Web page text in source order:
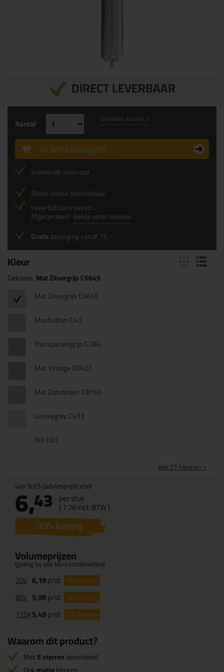
DIRECT LEVERBAAR
Kleur
Gekozen:Mat Zilvergrijs C6645
Mat Zilvergrijs C6645
Manhattan C43
Transparantgrijs C284
Mat Vintage C8427
Mat Zandsteen C8165
Linseygrey C433
Wit C01
alle 21 kleuren >
van9,65(adviesprijs) voor
6,43 per stuk
(7,78incl. BTW )
33% korting
Volumeprijzen
(geldig bij alle kleurcombinaties)
20x 6,19p/st 36%korting
80x 5,98p/st 38%korting
120x5,49p/st 43%korting
Aantal bereken aantal >
In winkelwagen
Voldoende voorraad
Alleen online beschikbaar
Levertijd controleren...
Afgesproken! Bekijk onze reviews
Gratisbezorging vanaf 75,-
Waarom dit product?
Met5 sterrenbeoordeeld